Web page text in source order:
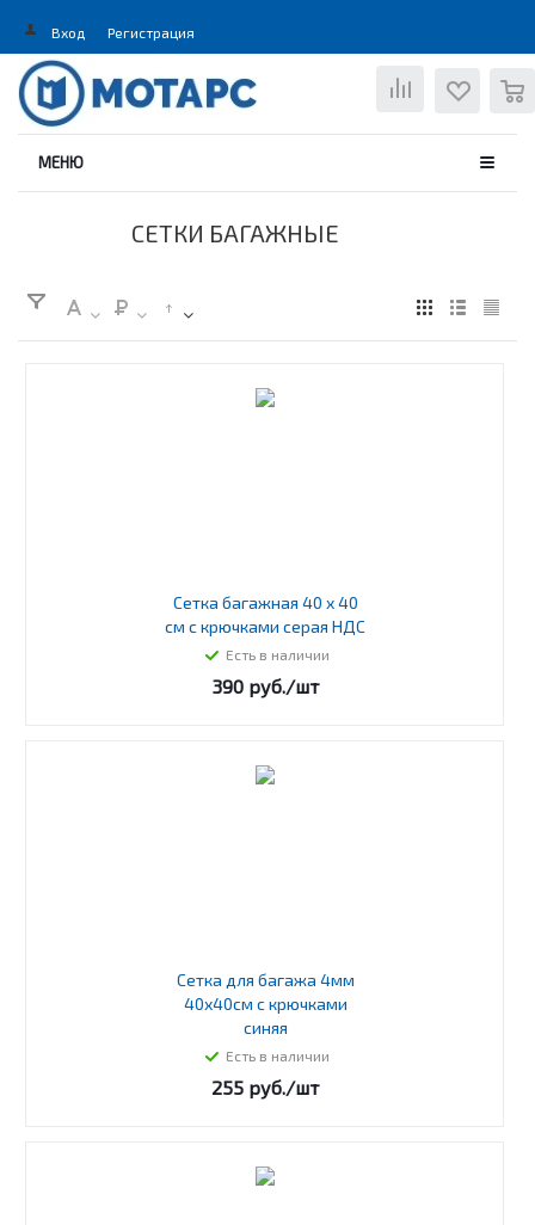
Вход Регистрация
МЕНЮ
СЕТКИ БАГАЖНЫЕ
Сетка багажная 40 х 40
см с крючками серая НДС
Есть в наличии
390руб./шт
Сетка для багажа 4мм
40х40см с крючками
синяя
Есть в наличии
255 руб./шт